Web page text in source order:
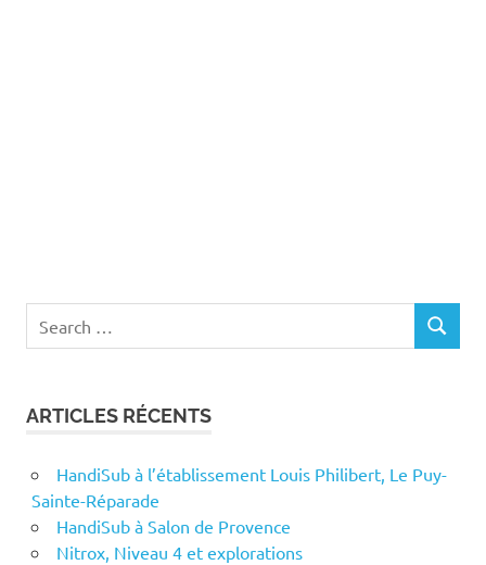
for:
SEARCH
ARTICLES RÉCENTS
HandiSub à l’établissement Louis Philibert, Le Puy-
Sainte-Réparade
HandiSub à Salon de Provence
Nitrox, Niveau 4 et explorations